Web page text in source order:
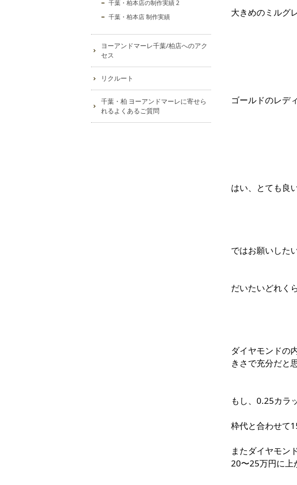
大きめのミルグ
ゴールドのレデ
はい、とても良
ではお願いした
だいたいどれく
ダイヤモンドの
きさで充分だと
もし、0.25カラ
枠代と合わせて
またダイヤモン
20〜25万円に上
千葉・柏本店の制作実績 2
千葉・柏本店 制作実績
ヨーアンドマーレ千葉/柏店へのアク
セス
リクルート
千葉・柏 ヨーアンドマーレに寄せら
れるよくあるご質問